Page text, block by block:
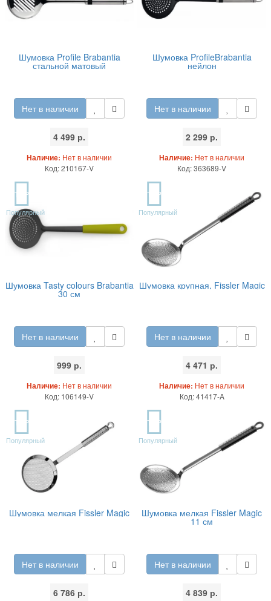
Шумовка Profile Brabantia
стальной матовый
Нет в наличии
4 499 р.
Наличие: Нет в наличии
Код: 210167-V
Шумовка ProfileBrabantia
нейлон
Нет в наличии
2 299 р.
Наличие: Нет в наличии
Код: 363689-V
TOP
Популярный
Шумовка Tasty colours Brabantia
30 см
Нет в наличии
999 р.
Наличие: Нет в наличии
Код: 106149-V
TOP
Популярный
Шумовка крупная, Fissler Magic
Нет в наличии
4 471 р.
Наличие: Нет в наличии
Код: 41417-A
TOP
Популярный
Шумовка мелкая Fissler Magic
Нет в наличии
6 786 р.
TOP
Популярный
Шумовка мелкая Fissler Magic
11 см
Нет в наличии
4 839 р.